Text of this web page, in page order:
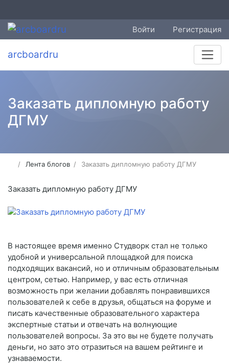
Войти Регистрация
arcboardru
Заказать дипломную работу
ДГМУ
Лента блогов Заказать дипломную работу ДГМУ
Заказать дипломную работу ДГМУ
В настоящее время именно Студворк стал не только
удобной и универсальной площадкой для поиска
подходящих вакансий, но и отличным образовательным
центром, сетью. Например, у вас есть отличная
возможность при желании добавлять понравившихся
пользователей к себе в друзья, общаться на форуме и
писать качественные образовательного характера
экспертные статьи и отвечать на волнующие
пользователей вопросы. За это вы не будете получать
деньги, но зато это отразиться на вашем рейтинге и
узнаваемости.